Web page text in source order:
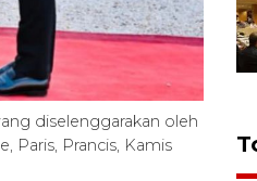
diselenggarakan oleh
Paris, Prancis, Kamis